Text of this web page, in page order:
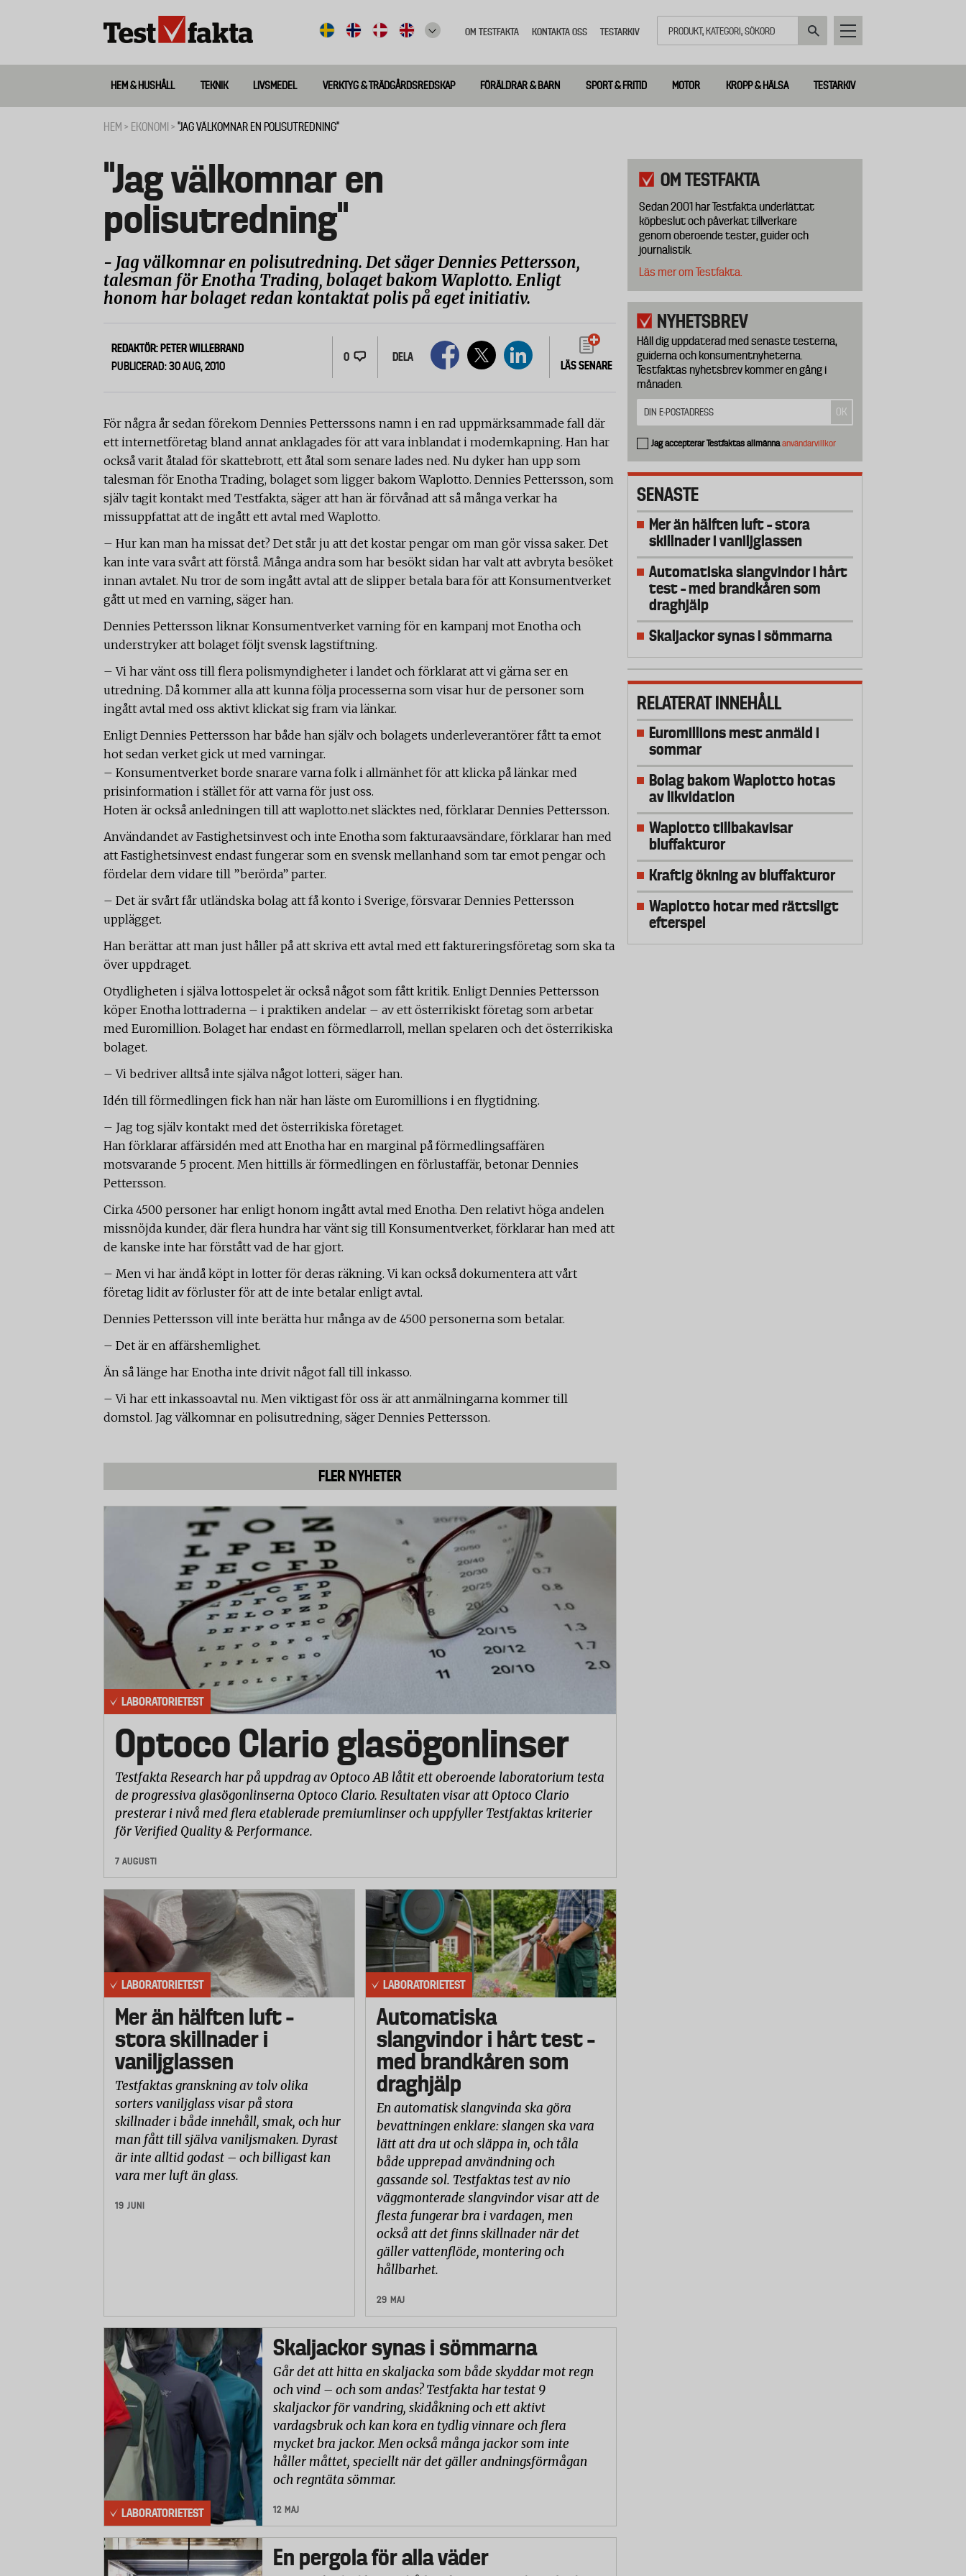
meny
OM TESTFAKTA KONTAKTA OSS TESTARKIV
Huvudmeny
ny
HEM & HUSHÅLL TEKNIK LIVSMEDEL VERKTYG & TRÄDGÅRDSREDSKAP FÖRÄLDRAR & BARN SPORT & FRITID MOTOR KROPP & HÄLSA TESTARKIV
HEM EKONOMI "JAG VÄLKOMNAR EN POLISUTREDNING"
"Jag välkomnar en
polisutredning"
- Jag välkomnar en polisutredning. Det säger Dennies Pettersson,
talesman för Enotha Trading, bolaget bakom Waplotto. Enligt
honom har bolaget redan kontaktat polis på eget initiativ.
REDAKTÖR: PETER WILLEBRAND
PUBLICERAD: 30 AUG, 2010
0 DELA
LÄS SENARE
För några år sedan förekom Dennies Petterssons namn i en rad uppmärksammade fall där
ett internetföretag bland annat anklagades för att vara inblandat i modemkapning. Han har
också varit åtalad för skattebrott, ett åtal som senare lades ned. Nu dyker han upp som
talesman för Enotha Trading, bolaget som ligger bakom Waplotto. Dennies Pettersson, som
själv tagit kontakt med Testfakta, säger att han är förvånad att så många verkar ha
missuppfattat att de ingått ett avtal med Waplotto.
– Hur kan man ha missat det? Det står ju att det kostar pengar om man gör vissa saker. Det
kan inte vara svårt att förstå. Många andra som har besökt sidan har valt att avbryta besöket
innan avtalet. Nu tror de som ingått avtal att de slipper betala bara för att Konsumentverket
gått ut med en varning, säger han.
Dennies Pettersson liknar Konsumentverket varning för en kampanj mot Enotha och
understryker att bolaget följt svensk lagstiftning.
– Vi har vänt oss till flera polismyndigheter i landet och förklarat att vi gärna ser en
utredning. Då kommer alla att kunna följa processerna som visar hur de personer som
ingått avtal med oss aktivt klickat sig fram via länkar.
Enligt Dennies Pettersson har både han själv och bolagets underleverantörer fått ta emot
hot sedan verket gick ut med varningar.
– Konsumentverket borde snarare varna folk i allmänhet för att klicka på länkar med
prisinformation i stället för att varna för just oss.
Hoten är också anledningen till att waplotto.net släcktes ned, förklarar Dennies Pettersson.
Användandet av Fastighetsinvest och inte Enotha som fakturaavsändare, förklarar han med
att Fastighetsinvest endast fungerar som en svensk mellanhand som tar emot pengar och
fördelar dem vidare till ”berörda” parter.
– Det är svårt får utländska bolag att få konto i Sverige, försvarar Dennies Pettersson
upplägget.
Han berättar att man just håller på att skriva ett avtal med ett faktureringsföretag som ska ta
över uppdraget.
Otydligheten i själva lottospelet är också något som fått kritik. Enligt Dennies Pettersson
köper Enotha lottraderna – i praktiken andelar – av ett österrikiskt företag som arbetar
med Euromillion. Bolaget har endast en förmedlarroll, mellan spelaren och det österrikiska
bolaget.
– Vi bedriver alltså inte själva något lotteri, säger han.
Idén till förmedlingen fick han när han läste om Euromillions i en flygtidning.
– Jag tog själv kontakt med det österrikiska företaget.
Han förklarar affärsidén med att Enotha har en marginal på förmedlingsaffären
motsvarande 5 procent. Men hittills är förmedlingen en förlustaffär, betonar Dennies
Pettersson.
Cirka 4500 personer har enligt honom ingått avtal med Enotha. Den relativt höga andelen
missnöjda kunder, där flera hundra har vänt sig till Konsumentverket, förklarar han med att
de kanske inte har förstått vad de har gjort.
– Men vi har ändå köpt in lotter för deras räkning. Vi kan också dokumentera att vårt
företag lidit av förluster för att de inte betalar enligt avtal.
Dennies Pettersson vill inte berätta hur många av de 4500 personerna som betalar.
– Det är en affärshemlighet.
Än så länge har Enotha inte drivit något fall till inkasso.
– Vi har ett inkassoavtal nu. Men viktigast för oss är att anmälningarna kommer till
domstol. Jag välkomnar en polisutredning, säger Dennies Pettersson.
FLER NYHETER
LABORATORIETEST
Optoco Clario glasögonlinser
Testfakta Research har på uppdrag av Optoco AB låtit ett oberoende laboratorium testa
de progressiva glasögonlinserna Optoco Clario. Resultaten visar att Optoco Clario
presterar i nivå med flera etablerade premiumlinser och uppfyller Testfaktas kriterier
för Verified Quality & Performance.
7 AUGUSTI
LABORATORIETEST
Mer än hälften luft –
stora skillnader i
vaniljglassen
Testfaktas granskning av tolv olika
sorters vaniljglass visar på stora
skillnader i både innehåll, smak, och hur
man fått till själva vaniljsmaken. Dyrast
är inte alltid godast – och billigast kan
vara mer luft än glass.
19 JUNI
LABORATORIETEST
Automatiska
slangvindor i hårt test –
med brandkåren som
draghjälp
En automatisk slangvinda ska göra
bevattningen enklare: slangen ska vara
lätt att dra ut och släppa in, och tåla
både upprepad användning och
gassande sol. Testfaktas test av nio
väggmonterade slangvindor visar att de
flesta fungerar bra i vardagen, men
också att det finns skillnader när det
gäller vattenflöde, montering och
hållbarhet.
29 MAJ
LABORATORIETEST
Skaljackor synas i sömmarna
Går det att hitta en skaljacka som både skyddar mot regn
och vind – och som andas? Testfakta har testat 9
skaljackor för vandring, skidåkning och ett aktivt
vardagsbruk och kan kora en tydlig vinnare och flera
mycket bra jackor. Men också många jackor som inte
håller måttet, speciellt när det gäller andningsförmågan
och regntäta sömmar.
12 MAJ
En pergola för alla väder
OM TESTFAKTA
Sedan 2001 har Testfakta underlättat
köpbeslut och påverkat tillverkare
genom oberoende tester, guider och
journalistik.
Läs mer om Testfakta.
NYHETSBREV
Håll dig uppdaterad med senaste testerna,
guiderna och konsumentnyheterna.
Testfaktas nyhetsbrev kommer en gång i
månaden.
Jag accepterar Testfaktas allmännaanvändarvillkor
SENASTE
Mer än hälften luft – stora
skillnader i vaniljglassen
Automatiska slangvindor i hårt
test – med brandkåren som
draghjälp
Skaljackor synas i sömmarna
RELATERAT INNEHÅLL
Euromillions mest anmäld i
sommar
Bolag bakom Waplotto hotas
av likvidation
Waplotto tillbakavisar
bluffakturor
Kraftig ökning av bluffakturor
Waplotto hotar med rättsligt
efterspel